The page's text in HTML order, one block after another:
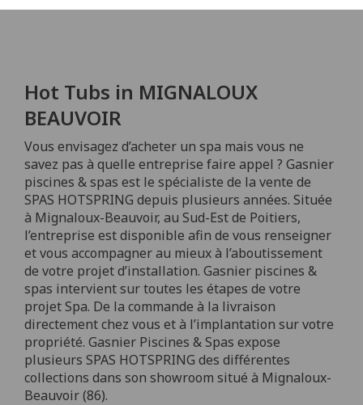
Hot Tubs in MIGNALOUX
BEAUVOIR
Vous envisagez d’acheter un spa mais vous ne
savez pas à quelle entreprise faire appel ? Gasnier
piscines & spas est le spécialiste de la vente de
SPAS HOTSPRING depuis plusieurs années. Située
à Mignaloux-Beauvoir, au Sud-Est de Poitiers,
l’entreprise est disponible afin de vous renseigner
et vous accompagner au mieux à l’aboutissement
de votre projet d’installation. Gasnier piscines &
spas intervient sur toutes les étapes de votre
projet Spa. De la commande à la livraison
directement chez vous et à l’implantation sur votre
propriété. Gasnier Piscines & Spas expose
plusieurs SPAS HOTSPRING des différentes
collections dans son showroom situé à Mignaloux-
Beauvoir (86).